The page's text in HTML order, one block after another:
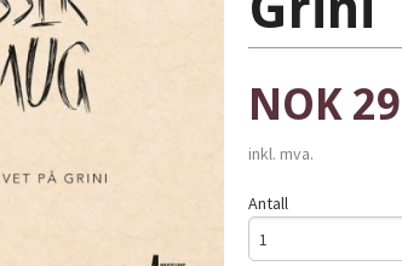
Pris
NOK
inkl. mva.
Antall